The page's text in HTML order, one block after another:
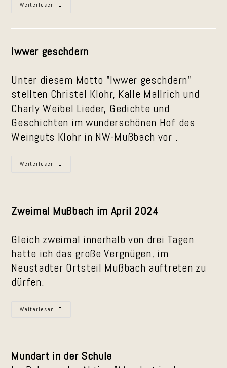
Weiterlesen Kurpfälzer
Gebrumm
Rückblick
Iwwer geschdern
Unter diesem Motto "Iwwer geschdern"
stellten Christel Klohr, Kalle Mallrich und
Charly Weibel Lieder, Gedichte und
Geschichten im wunderschönen Hof des
Weinguts Klohr in NW-Mußbach vor .
Weiterlesen Iwwer
Mußbach
Zweimal Mußbach im April 2024
Gleich zweimal innerhalb von drei Tagen
hatte ich das große Vergnügen, im
Neustadter Ortsteil Mußbach auftreten zu
dürfen.
Weiterlesen Mußbach
2024
Mundart in der Schule